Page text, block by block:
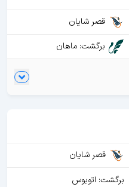
قصر شایان
برگشت: ماهان
قصر شایان
برگشت: اتوبوس